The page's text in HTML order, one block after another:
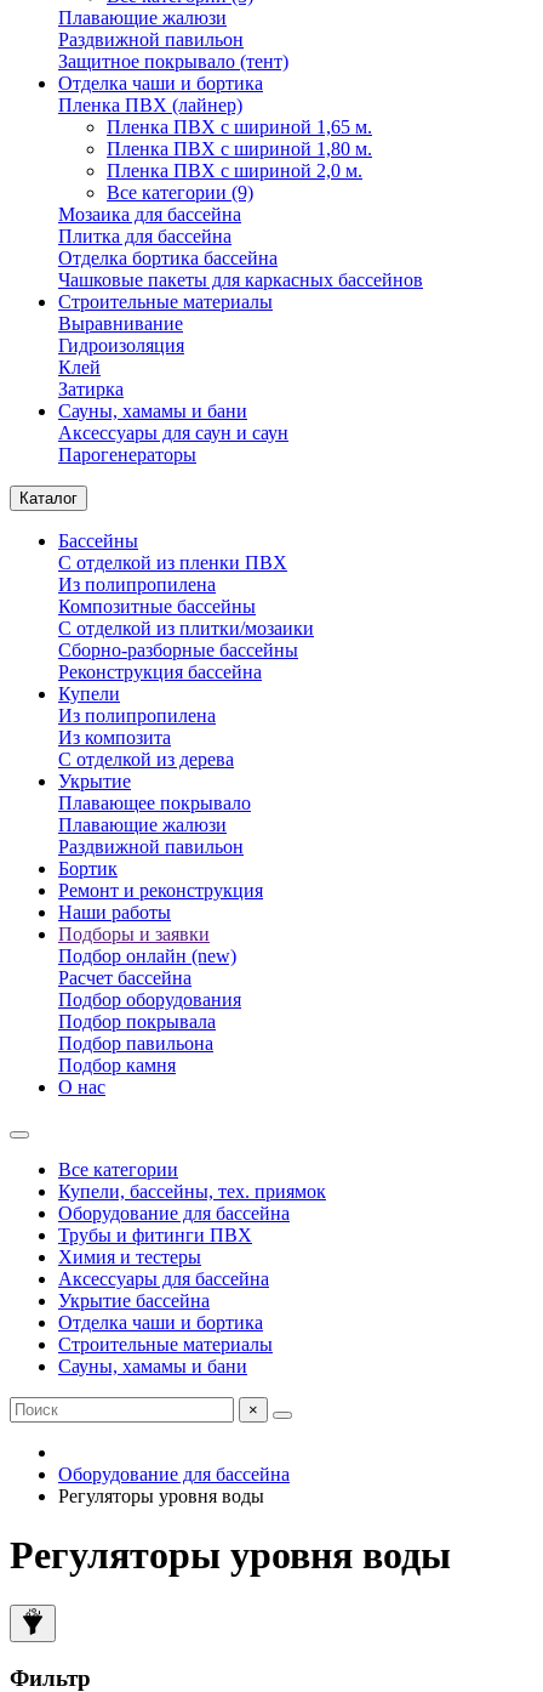
Плавающие жалюзи
Раздвижной павильон
Защитное покрывало (тент)
Отделка чаши и бортика
Пленка ПВХ (лайнер)
Пленка ПВХ с шириной 1,65 м.
Пленка ПВХ с шириной 1,80 м.
Пленка ПВХ с шириной 2,0 м.
Все категории (9)
Мозаика для бассейна
Плитка для бассейна
Отделка бортика бассейна
Чашковые пакеты для каркасных бассейнов
Строительные материалы
Выравнивание
Гидроизоляция
Клей
Затирка
Сауны, хамамы и бани
Аксессуары для саун и саун
Парогенераторы
Каталог
Бассейны
С отделкой из пленки ПВХ
Из полипропилена
Композитные бассейны
С отделкой из плитки/мозаики
Сборно-разборные бассейны
Реконструкция бассейна
Купели
Из полипропилена
Из композита
С отделкой из дерева
Укрытие
Плавающее покрывало
Плавающие жалюзи
Раздвижной павильон
Бортик
Ремонт и реконструкция
Наши работы
Подборы и заявки
Подбор онлайн (new)
Расчет бассейна
Подбор оборудования
Подбор покрывала
Подбор павильона
Подбор камня
О нас
Все категории
Купели, бассейны, тех. приямок
Оборудование для бассейна
Трубы и фитинги ПВХ
Химия и тестеры
Аксессуары для бассейна
Укрытие бассейна
Отделка чаши и бортика
Строительные материалы
Сауны, хамамы и бани
×
Оборудование для бассейна
Регуляторы уровня воды
Регуляторы уровня воды
Фильтр